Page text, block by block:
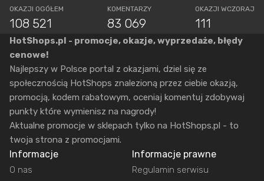
OKAZJI OGÓŁEM
108 521
KOMENTARZY
83 069
OKAZJI WCZORAJ
111
HotShops.pl - promocje, okazje, wyprzedaże, błędy
cenowe!
Najlepszy w Polsce portal z okazjami, dziel się ze
społecznością HotShops znalezioną przez ciebie okazją,
promocją, kodem rabatowym, oceniaj komentuj zdobywaj
punkty które wymienisz na nagrody!
Aktualne promocje w sklepach tylko na HotShops.pl - to
twoja strona z promocjami.
Informacje
O nas
Informacje prawne
Regulamin serwisu